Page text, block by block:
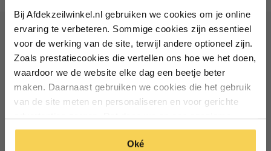
Bij Afdekzeilwinkel.nl gebruiken we cookies om je online
ervaring te verbeteren. Sommige cookies zijn essentieel
voor de werking van de site, terwijl andere optioneel zijn.
Zoals prestatiecookies die vertellen ons hoe we het doen,
waardoor we de website elke dag een beetje beter
maken. Daarnaast gebruiken we cookies die het gebruik
van de site meten en personaliseren en voor gerichte
manier. Klik op 'Oké' om alle cookies te accepteren. Of
klik op ‘alleen essentiele’ als je niet akkoord gaat met
Oké
Ontvang €5 korting
Schrijf je in voor de nieuwsbrief en ontvang €5 welkomstkorting!
Email
Vul je e-mailadres in‍⁪⁪
Particulier Zakelijk
Inschrijven
*Geldig bij minimale besteding vanaf €75